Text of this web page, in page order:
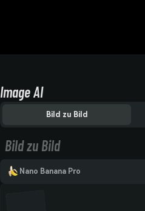
Image AI
Bild zu Bild
Bild zu Bild
Nano Banana Pro